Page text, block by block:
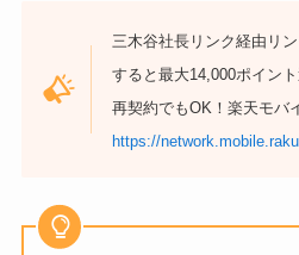
三木谷社長リンク経由リ
すると最大14,000ポイント
再契約でもOK！楽天モバ
https://